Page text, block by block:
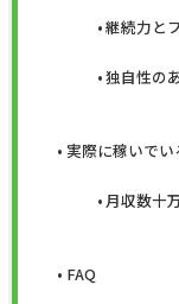
継続力と
独自性の
実際に稼いで
月収数十
FAQ